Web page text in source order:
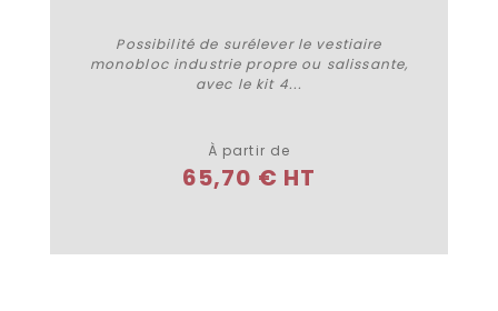
Possibilité de surélever le vestiaire
monobloc industrie propre ou salissante,
avec le kit 4...
À partir de
65,70 € HT